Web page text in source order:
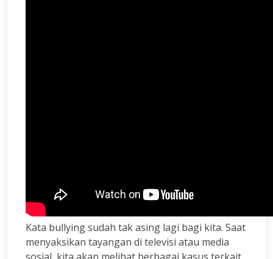
Kata bullying sudah tak asing lagi bagi kita. Saat
menyaksikan tayangan di televisi atau media